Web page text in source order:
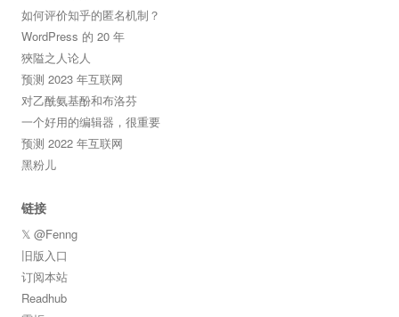
如何评价知乎的匿名机制？
WordPress 的 20 年
狹隘之人论人
预测 2023 年互联网
对乙酰氨基酚和布洛芬
一个好用的编辑器，很重要
预测 2022 年互联网
黑粉儿
链接
𝕏 @Fenng
旧版入口
订阅本站
Readhub